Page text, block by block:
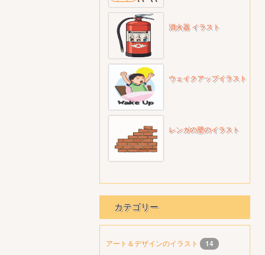
消火器 イラスト
ウェイクアップイラスト
レンガの壁のイラスト
カテゴリー
アート＆デザインのイラスト 14